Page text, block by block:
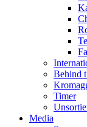
Behind
Timer
Media